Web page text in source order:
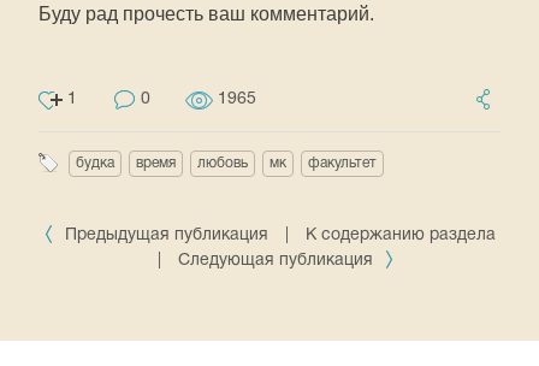
Буду рад прочесть ваш комментарий.
1 0 1965
будка время любовь мк факультет
Предыдущая публикация
К содержанию раздела
Следующая публикация